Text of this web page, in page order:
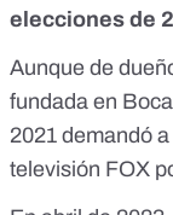
elecciones de
Aunque de
fundada en
2021 demandó a
televisión FOX